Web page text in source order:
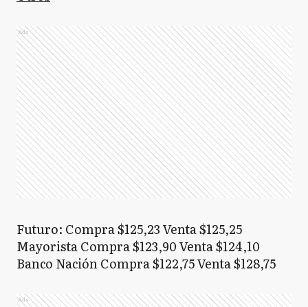
Ads
Futuro: Compra $125,23 Venta $125,25
Mayorista Compra $123,90 Venta $124,10
Banco Nación Compra $122,75 Venta $128,75
Ads